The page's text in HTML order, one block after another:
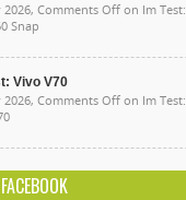
2026, Comments Off on Im Test:
Snap
Vivo V70
2026, Comments Off on Im Test: